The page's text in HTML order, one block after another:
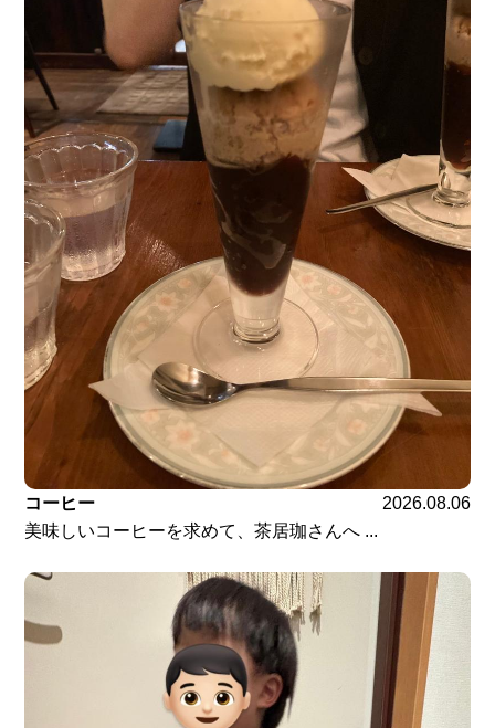
コーヒー
2026.08.06
美味しいコーヒーを求めて、茶居珈さんへ ...